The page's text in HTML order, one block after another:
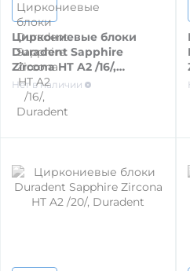
ОБРАБОТКА
ПОВЕРХНОСТЕЙ, ПСО
ОБРАБОТКА
ОБРАБОТКА
Циркониевые блоки
Duradent Sapphire
Zircona HT A2 /16/,
Duradent
Нет в наличии